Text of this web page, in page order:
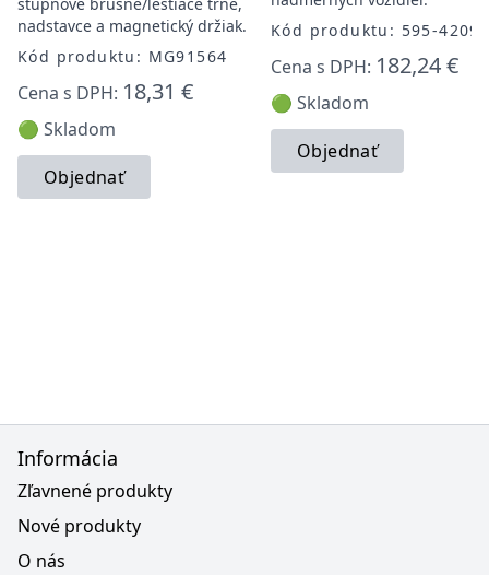
nadstavce a magnetický držiak.
Kód produktu: MG91564
Cena s DPH: 18,31 €
🟢 Skladom
Objednať
Kód produktu: 595-4209
Cena s DPH: 182,24 €
🟢 Skladom
Objednať
Informácia
Zľavnené produkty
Nové produkty
O nás